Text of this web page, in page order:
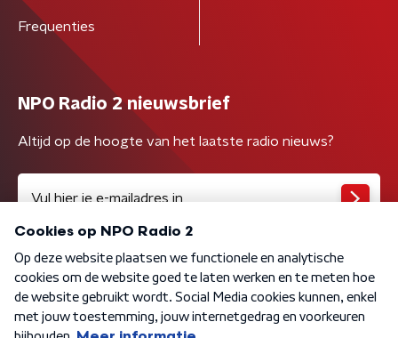
Frequenties
NPO Radio 2 nieuwsbrief
Altijd op de hoogte van het laatste radio nieuws?
Algemene voorwaarden